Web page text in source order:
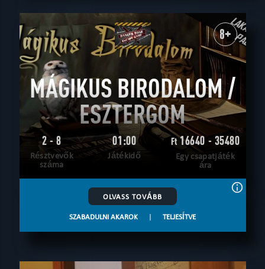
8+
MÁGIKUS BIRODALOM /
ESZTERGOM
2 - 8
Résztvevők
száma
01:00
Játékidő
Ft16640 - 35480
Egy csapatjáték
ára
OLVASS TOVÁBB
SZABADULNI AKAROK | TELJESÍTVE